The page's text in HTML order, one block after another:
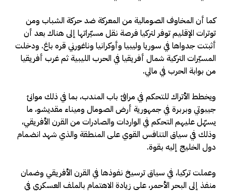
كما أن المخاوف الصومالية من المعركة ضد حركة الشباب ومن
توترات الإقليم توفر لتركيا فرصة نقل مسيّراتها إلى هناك بعد أن
أثبتت جدواها في سوريا وليبيا وأوكرانيا وناغورني قره باغ. ودخلت
المسيّرات التركية شمال أفريقيا في الحرب الليبية ثم غرب أفريقيا
من بوابة الحرب في مالي.
ويخطط الأتراك للتحكم في مرافئ باب المندب، بما في ذلك موانئ
جيبوتي وبربرة في جمهورية أرض الصومال وميناء مقديشو، ما
يسهّل عليهم التحكم في الواردات والصادرات من القرن الأفريقي،
وذلك في سياق التنافس القوي على المنطقة والذي شهد انضمام
دول الخليج إليه بقوة.
وعملت تركيا، في سياق ترسيخ نفوذها في القرن الأفريقي وضمان
منفذ إلى البحر الأحمر، على زيادة الاهتمام بالملف العسكري في